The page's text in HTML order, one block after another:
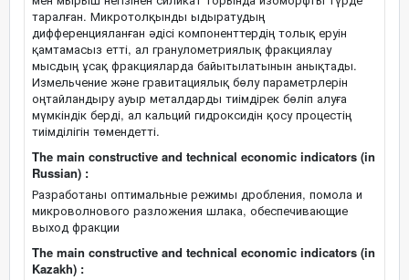
таралған. Микротолқынды ыдыратудың
дифференцияланған әдісі компоненттердің толық еруін
қамтамасыз етті, ал гранулометриялық фракциялау
мысдың ұсақ фракцияларда байытылатынын анықтады.
Измельчение және гравитациялық бөлу параметрлерін
оңтайландыру ауыр металдарды тиімдірек бөліп алуға
мүмкіндік берді, ал кальций гидроксидін қосу процестің
тиімділігін төмендетті.
The main constructive and technical economic indicators (in
Russian) :
Разработаны оптимальные режимы дробления, помола и
микроволнового разложения шлака, обеспечивающие
выход фракции
The main constructive and technical economic indicators (in
Kazakh) :